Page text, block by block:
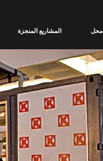
المشاريع المنجزة محل